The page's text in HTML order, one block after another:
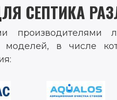
СЕПТИКА
в числе